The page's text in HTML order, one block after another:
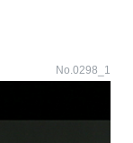
No.0298_1